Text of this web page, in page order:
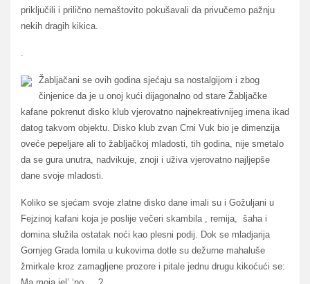
priključili i prilično nemaštovito pokušavali da privučemo pažnju
nekih dragih kikica.
Žabljačani se ovih godina sjećaju sa nostalgijom i zbog
činjenice da je u onoj kući dijagonalno od stare Žabljačke
kafane pokrenut disko klub vjerovatno najnekreativnijeg imena ikad
datog takvom objektu. Disko klub zvan Crni Vuk bio je dimenzija
oveće pepeljare ali to žabljačkoj mladosti, tih godina, nije smetalo
da se gura unutra, nadvikuje, znoji i uživa vjerovatno najljepše
dane svoje mladosti.
Koliko se sjećam svoje zlatne disko dane imali su i Gožuljani u
Fejzinoj kafani koja je poslije večeri skambila , remija, šaha i
domina služila ostatak noći kao plesni podij. Dok se mladjarija
Gornjeg Grada lomila u kukovima dotle su dežurne mahaluše
žmirkale kroz zamagljene prozore i pitale jednu drugu kikoćući se: